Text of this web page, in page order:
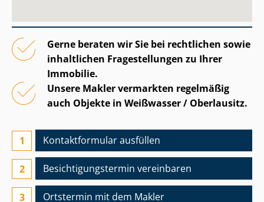
Gerne beraten wir Sie bei rechtlichen sowie
inhaltlichen Fragestellungen zu Ihrer
Immobilie.
Unsere Makler vermarkten regelmäßig
auch Objekte in Weißwasser / Oberlausitz.
Kontaktformular ausfüllen
Besichtigungs­termin vereinbaren
Ortstermin mit dem Makler